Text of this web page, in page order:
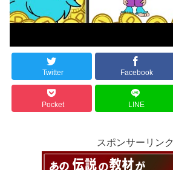
Twitter Facebook
Pocket LINE
スポンサーリンク